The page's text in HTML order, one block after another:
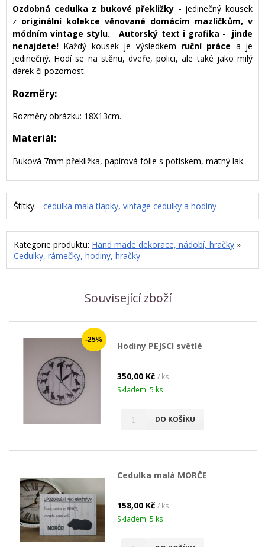
Ozdobná cedulka z bukové překližky - jedinečný kousek
z originální kolekce věnované domácím mazlíčkům, v
módním vintage stylu. Autorský text i grafika - jinde
nenajdete! Každý kousek je výsledkem ruční práce a je
jedinečný. Hodí se na stěnu, dveře, polici, ale také jako milý
dárek či pozornost.
Rozměry:
Rozměry obrázku: 18X13cm.
Materiál:
Buková 7mm překližka, papírová fólie s potiskem, matný lak.
Štítky: cedulka mala tlapky, vintage cedulky a hodiny
Kategorie produktu: Hand made dekorace, nádobí, hračky »
Cedulky, rámečky, hodiny, hračky
Související zboží
-25%
Hodiny PEJSCI světlé
350,00 Kč / ks
Skladem: 5 ks
DO KOŠÍKU
Cedulka malá MORČE
158,00 Kč / ks
Skladem: 5 ks